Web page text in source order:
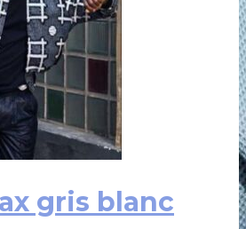
gris blanc